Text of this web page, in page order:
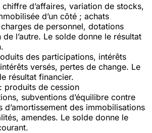
chiffre d’affaires, variation de stocks,
d’un côté ; achats
de personnel, dotations
de l’autre. Le solde donne le résultat
.
des participations, intérêts
versés, pertes de change. Le
résultat financier.
: produits de cession
subventions d’équilibre contre
d’amortissement des immobilisations
amendes. Le solde donne le
.